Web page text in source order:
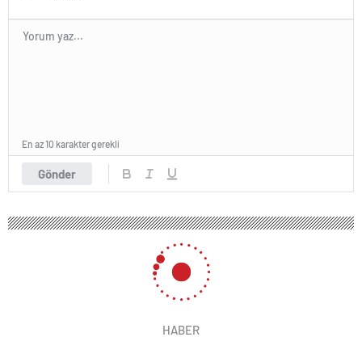
Gönder
En az 10 karakter gerekli
HABER